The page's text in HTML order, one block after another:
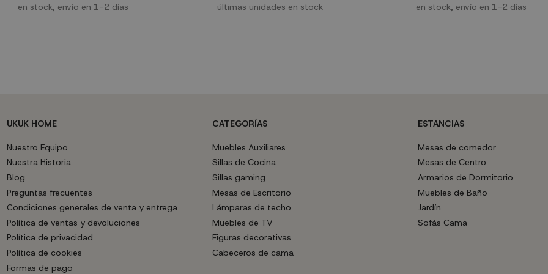
impacto decorativo. Es un sillón de clara influencia
en stock, envío en 1-2 días
encontrarás tanto por precio como por diseño.
últimas unidades en stock
la combinación de madera y metal y
en stock, envío en 1-2 días
UKUK HOME
Nuestro Equipo
Nuestra Historia
Blog
Preguntas frecuentes
Condiciones generales de venta y entrega
Política de ventas y devoluciones
Política de privacidad
Política de cookies
Formas de pago
CATEGORÍAS
Muebles Auxiliares
Sillas de Cocina
Sillas gaming
Mesas de Escritorio
Lámparas de techo
Muebles de TV
Figuras decorativas
Cabeceros de cama
ESTANCIAS
Mesas de comedor
Mesas de Centro
Armarios de Dormitorio
Muebles de Baño
Jardín
Sofás Cama